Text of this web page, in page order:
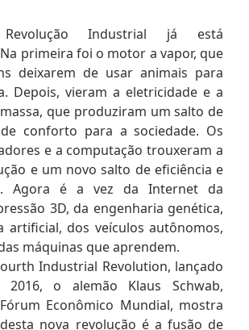
Industrial já está
primeira foi o motor a vapor, que
deixarem de usar animais para
Depois, vieram a eletricidade e a
que produziram um salto de
conforto para a sociedade. Os
e a computação trouxeram a
e um novo salto de eficiência e
Agora é a vez da Internet da
3D, da engenharia genética,
artificial, dos veículos autônomos,
máquinas que aprendem.
Industrial Revolution, lançado
o alemão Klaus Schwab,
Econômico Mundial, mostra
nova revolução é a fusão de